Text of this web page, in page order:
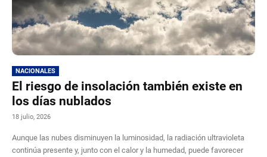
NACIONALES
El riesgo de insolación también existe en
los días nublados
18 julio, 2026
Aunque las nubes disminuyen la luminosidad, la radiación ultravioleta
continúa presente y, junto con el calor y la humedad, puede favorecer